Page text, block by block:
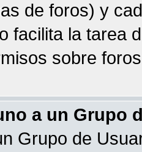
de foros) y
facilita la tarea
sobre
a un Grupo
Grupo de